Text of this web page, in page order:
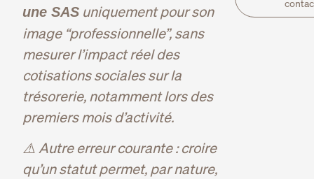
une SAS uniquement pour son
image “professionnelle”, sans
mesurer l’impact réel des
cotisations sociales sur la
trésorerie, notamment lors des
premiers mois d’activité.
⚠️ Autre erreur courante : croire
qu’un statut permet, par nature,